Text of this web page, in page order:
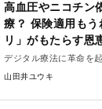
高血圧やニコチン
療？ 保険適用も
リ」がもたらす恩
デジタル療法に革命を
山田井ユウキ